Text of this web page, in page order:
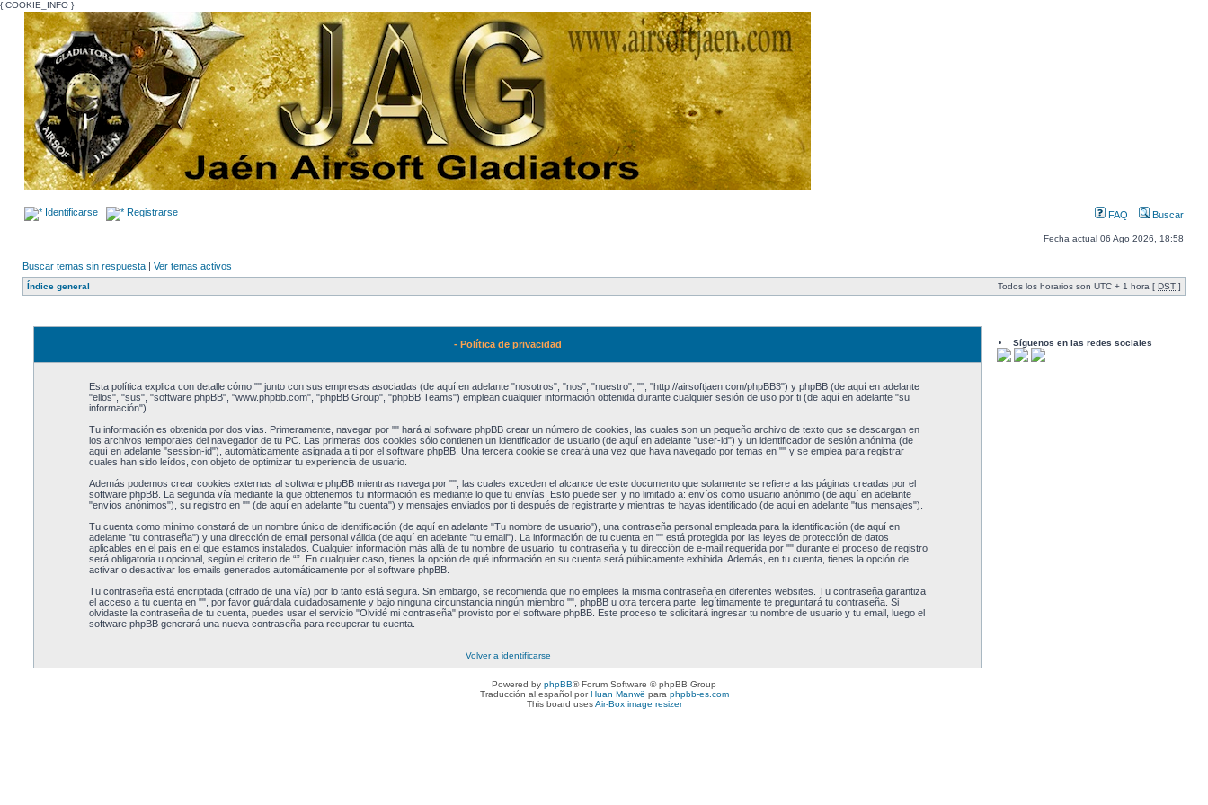
{ COOKIE_INFO }
Identificarse Registrarse FAQ Buscar
Fecha actual 06 Ago 2026, 18:58
Buscar temas sin respuesta | Ver temas activos
Índice general Todos los horarios son UTC + 1 hora [ DST ]
- Política de privacidad
Esta política explica con detalle cómo "" junto con sus empresas asociadas (de aquí en adelante "nosotros", "nos", "nuestro", "", "http://airsoftjaen.com/phpBB3") y phpBB (de aquí en adelante
"ellos", "sus", "software phpBB", "www.phpbb.com", "phpBB Group", "phpBB Teams") emplean cualquier información obtenida durante cualquier sesión de uso por ti (de aquí en adelante "su
información").
Tu información es obtenida por dos vías. Primeramente, navegar por "" hará al software phpBB crear un número de cookies, las cuales son un pequeño archivo de texto que se descargan en
los archivos temporales del navegador de tu PC. Las primeras dos cookies sólo contienen un identificador de usuario (de aquí en adelante "user-id") y un identificador de sesión anónima (de
aquí en adelante "session-id"), automáticamente asignada a ti por el software phpBB. Una tercera cookie se creará una vez que haya navegado por temas en "" y se emplea para registrar
cuales han sido leídos, con objeto de optimizar tu experiencia de usuario.
Además podemos crear cookies externas al software phpBB mientras navega por "", las cuales exceden el alcance de este documento que solamente se refiere a las páginas creadas por el
software phpBB. La segunda vía mediante la que obtenemos tu información es mediante lo que tu envías. Esto puede ser, y no limitado a: envíos como usuario anónimo (de aquí en adelante
"envíos anónimos"), su registro en "" (de aquí en adelante "tu cuenta") y mensajes enviados por ti después de registrarte y mientras te hayas identificado (de aquí en adelante "tus mensajes").
Tu cuenta como mínimo constará de un nombre único de identificación (de aquí en adelante "Tu nombre de usuario"), una contraseña personal empleada para la identificación (de aquí en
adelante "tu contraseña") y una dirección de email personal válida (de aquí en adelante "tu email"). La información de tu cuenta en "" está protegida por las leyes de protección de datos
aplicables en el país en el que estamos instalados. Cualquier información más allá de tu nombre de usuario, tu contraseña y tu dirección de e-mail requerida por "" durante el proceso de registro
será obligatoria u opcional, según el criterio de “”. En cualquier caso, tienes la opción de qué información en su cuenta será públicamente exhibida. Además, en tu cuenta, tienes la opción de
activar o desactivar los emails generados automáticamente por el software phpBB.
Tu contraseña está encriptada (cifrado de una vía) por lo tanto está segura. Sin embargo, se recomienda que no emplees la misma contraseña en diferentes websites. Tu contraseña garantiza
el acceso a tu cuenta en "", por favor guárdala cuidadosamente y bajo ninguna circunstancia ningún miembro "", phpBB u otra tercera parte, legítimamente te preguntará tu contraseña. Si
olvidaste la contraseña de tu cuenta, puedes usar el servicio "Olvidé mi contraseña" provisto por el software phpBB. Este proceso te solicitará ingresar tu nombre de usuario y tu email, luego el
software phpBB generará una nueva contraseña para recuperar tu cuenta.
Volver a identificarse
Síguenos en las redes sociales
Powered by phpBB® Forum Software © phpBB Group
Traducción al español porHuan Manwë para phpbb-es.com
This board usesAir-Box image resizer